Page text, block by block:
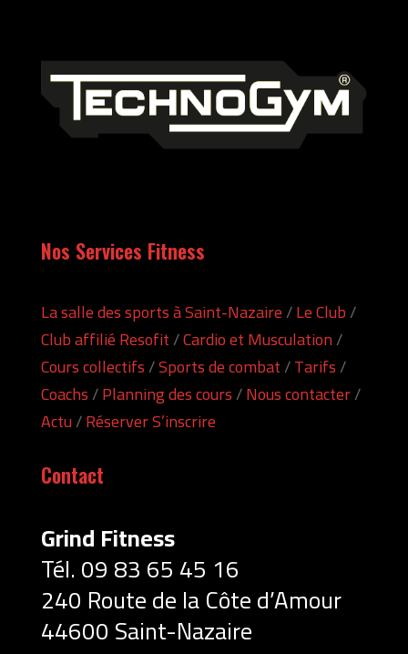
Nos Services Fitness
La salle des sports à Saint-Nazaire/Le Club/
Club affilié Resofit/Cardio et Musculation/
Cours collectifs/Sports de combat/Tarifs/
Coachs/Planning des cours/Nous contacter/
Actu/Réserver S’inscrire
Contact
Grind Fitness
Tél. 09 83 65 45 16
240 Route de la Côte d’Amour
44600 Saint-Nazaire